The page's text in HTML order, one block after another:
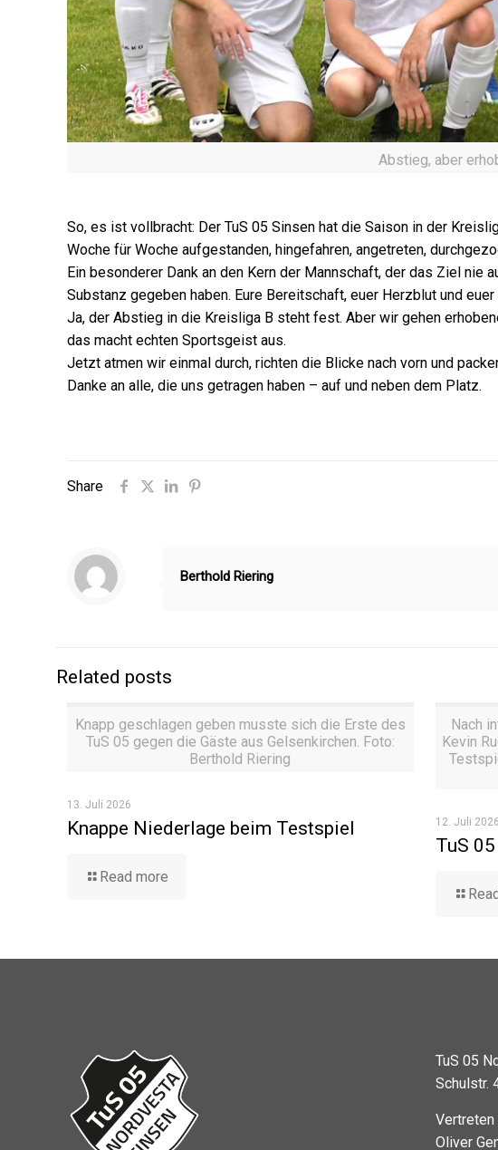
Abstieg, aber
So, es ist vollbracht: Der TuS 05 Sinsen hat die Saison in der
Woche für Woche aufgestanden, hingefahren, angetreten,
Ein besonderer Dank an den Kern der Mannschaft, der das Ziel nie
Substanz gegeben haben. Eure Bereitschaft, euer Herzblut und
Ja, der Abstieg in die Kreisliga B steht fest. Aber wir gehen
das macht echten Sportsgeist aus.
Jetzt atmen wir einmal durch, richten die Blicke nach vorn und
Danke an alle, die uns getragen haben – auf und neben dem Platz.
Share
Berthold Riering
Related posts
Knapp geschlagen geben musste sich die Erste des
TuS 05 gegen die Gäste aus Gelsenkirchen. Foto:
Berthold Riering
13. Juli 2026
Knappe Niederlage beim Testspiel
Read more
Nach
Kevin
12. Juli 2026
TuS
TuS 05
Schulstr.
Vertreten
Oliver